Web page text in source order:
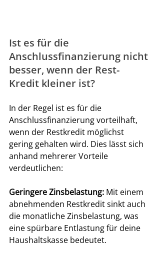
Ist es für die
Anschlussfinanzierung nicht
besser, wenn der Rest-
Kredit kleiner ist?
In der Regel ist es für die
Anschlussfinanzierung vorteilhaft,
wenn der Restkredit möglichst
gering gehalten wird. Dies lässt sich
anhand mehrerer Vorteile
verdeutlichen:
Geringere Zinsbelastung: Mit einem
abnehmenden Restkredit sinkt auch
die monatliche Zinsbelastung, was
eine spürbare Entlastung für deine
Haushaltskasse bedeutet.